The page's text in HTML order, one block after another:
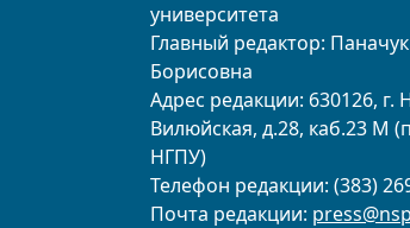
университета
Главный редактор:
Борисовна
Адрес редакции: 630126, г.
Вилюйская, д.28, каб.23 М
НГПУ)
Телефон редакции: (383)
Почта редакции: